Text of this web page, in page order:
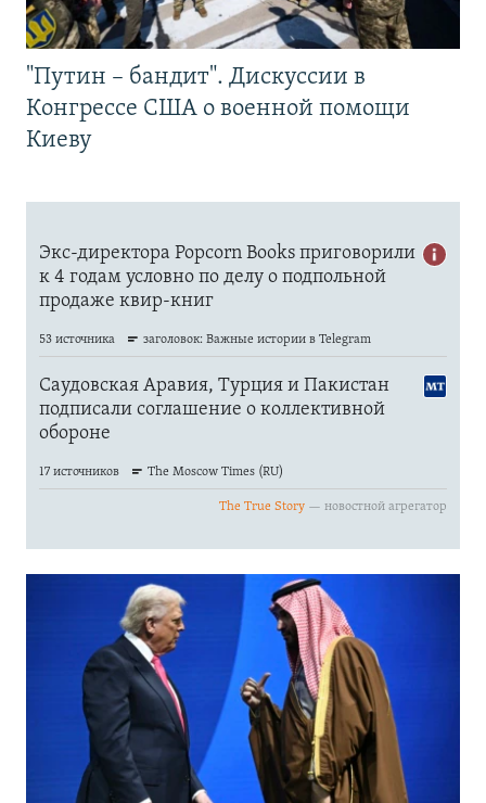
"Путин – бандит". Дискуссии в
Конгрессе США о военной помощи
Киеву